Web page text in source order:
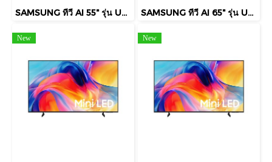
SAMSUNG ทีวี AI 55" รุ่น UA55M75HAKXXT Mini LED M75H 4K Smart TV (2026) SAMSUNG ทีวี AI 65" รุ่น UA65M75HAKXXT Mini LED M75H 4K Smart TV (2026)
New New